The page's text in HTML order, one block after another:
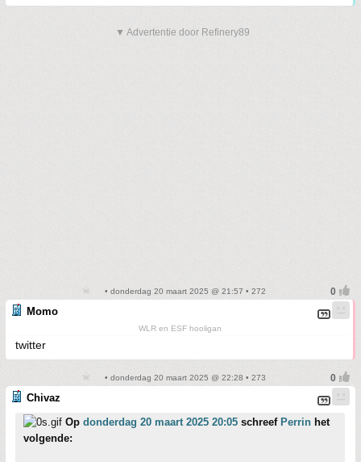
▼ Advertentie door Refinery89
• donderdag 20 maart 2025 @ 21:57 • 272
Momo
WLR en ESF hooligan
twitter
• donderdag 20 maart 2025 @ 22:28 • 273
Chivaz
Op donderdag 20 maart 2025 20:05 schreef Perrin het
volgende: